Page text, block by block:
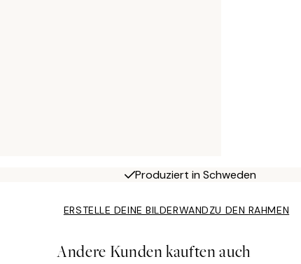
Produziert in Schweden
ERSTELLE DEINE BILDERWANDZU DEN RAHMEN
Andere Kunden kauften auch